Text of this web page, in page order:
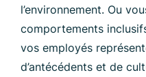
l’environnement. Ou
comportements
vos employés
d’antécédents et de